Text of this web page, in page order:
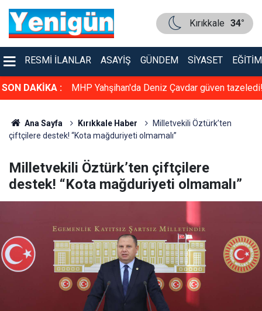
Kırıkkale 34°
RESMI İLANLAR ASAYIŞ GÜNDEM SIYASET EĞITIM
SON DAKİKA :
tazeledi! Konser gibi sünnet düğünü: Kırıkkale bu
Ana Sayfa Kırıkkale Haber
Milletvekili Öztürk’ten
çiftçilere destek! “Kota mağduriyeti olmamalı”
Milletvekili Öztürk’ten çiftçilere
destek! “Kota mağduriyeti olmamalı”